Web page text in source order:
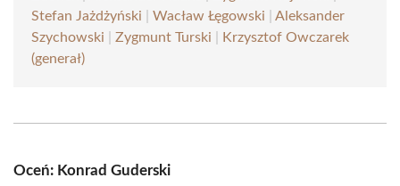
Stefan Jażdżyński
Wacław Łęgowski
Aleksander
Szychowski
Zygmunt Turski
Krzysztof Owczarek
(generał)
Oceń: Konrad Guderski